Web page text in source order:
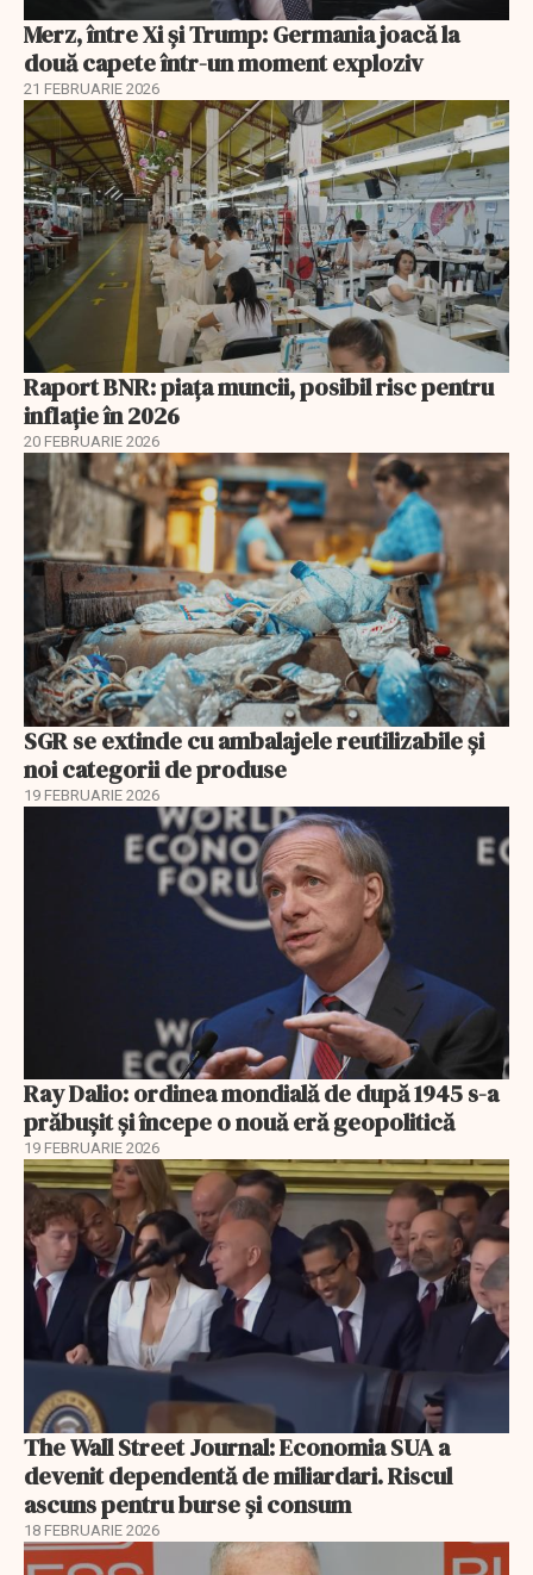
Merz, între Xi și Trump: Germania joacă la
două capete într-un moment exploziv
21 FEBRUARIE 2026
Raport BNR: piața muncii, posibil risc pentru
inflație în 2026
20 FEBRUARIE 2026
SGR se extinde cu ambalajele reutilizabile și
noi categorii de produse
19 FEBRUARIE 2026
Ray Dalio: ordinea mondială de după 1945 s-a
prăbușit și începe o nouă eră geopolitică
19 FEBRUARIE 2026
The Wall Street Journal: Economia SUA a
devenit dependentă de miliardari. Riscul
ascuns pentru burse și consum
18 FEBRUARIE 2026
EXCLUSIV